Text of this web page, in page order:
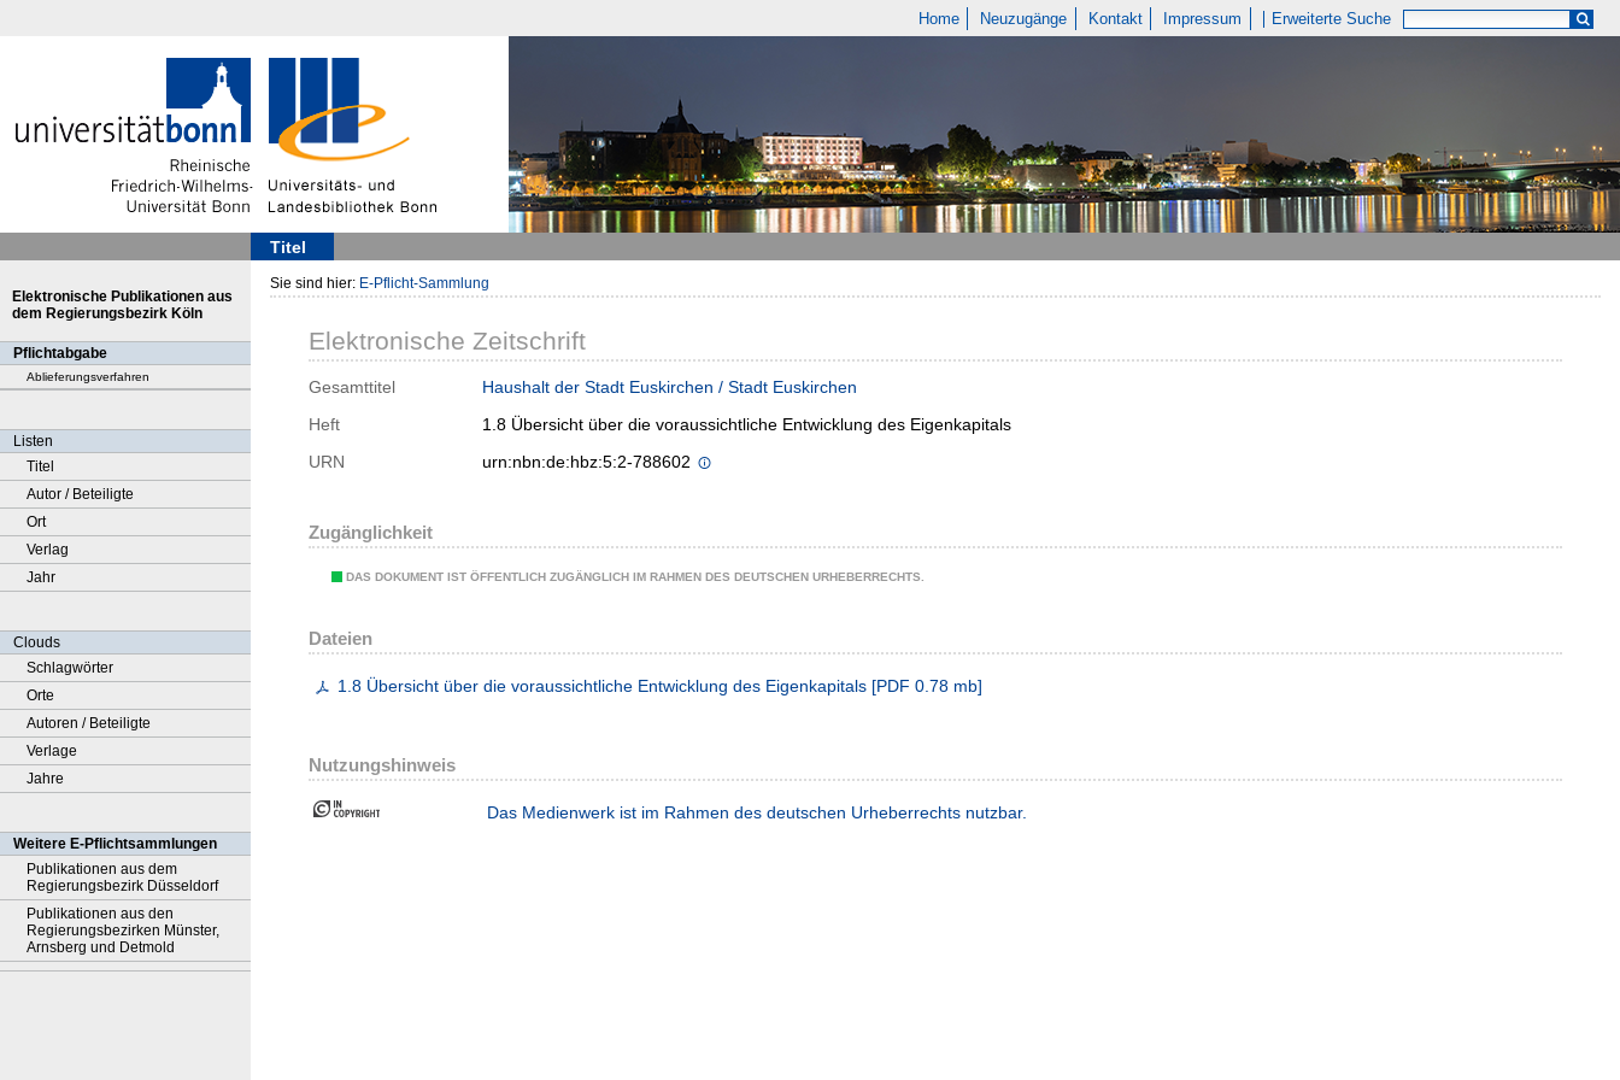
Home Neuzugänge Kontakt Impressum Erweiterte Suche
Titel
Elektronische Publikationen aus
dem Regierungsbezirk Köln
Pflichtabgabe
Ablieferungsverfahren
Listen
Titel
Autor / Beteiligte
Ort
Verlag
Jahr
Clouds
Schlagwörter
Orte
Autoren / Beteiligte
Verlage
Jahre
Weitere E-Pflichtsammlungen
Publikationen aus dem
Regierungsbezirk Düsseldorf
Publikationen aus den
Regierungsbezirken Münster,
Arnsberg und Detmold
Sie sind hier: E-Pflicht-Sammlung
Elektronische Zeitschrift
Gesamttitel
Haushalt der Stadt Euskirchen / Stadt Euskirchen
Heft
1.8 Übersicht über die voraussichtliche Entwicklung des Eigenkapitals
URN
urn:nbn:de:hbz:5:2-788602
Zugänglichkeit
DAS DOKUMENT IST ÖFFENTLICH ZUGÄNGLICH IM RAHMEN DES DEUTSCHEN URHEBERRECHTS.
Dateien
1.8 Übersicht über die voraussichtliche Entwicklung des Eigenkapitals [PDF 0.78 mb]
Nutzungshinweis
Das Medienwerk ist im Rahmen des deutschen Urheberrechts nutzbar.